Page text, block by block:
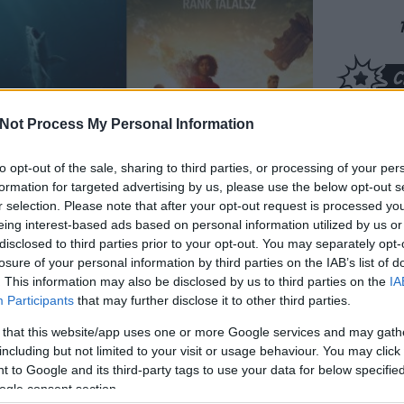
Process My Personal Information
opt-out of the sale, sharing to third parties, or processing of your
for targeted advertising by us, please use the below opt-out
selection. Please note that after your opt-out request is processed
interest-based ads based on personal information utilized by us
to third parties prior to your opt-out. You may separately
of your personal information by third parties on the IAB’s list of
This information may also be disclosed by us to third parties on the
Participants that may further disclose it to other third parties.
that this website/app uses one or more Google services and may
but not limited to your visit or usage behaviour. You may
to Google and its third-party tags to use your data for below
consent section.
formátum forgalmazó IMDb
Big Bang - 6.4
2D Vertigo 92% 7.0
2D Cirko - 7.8
nem
(